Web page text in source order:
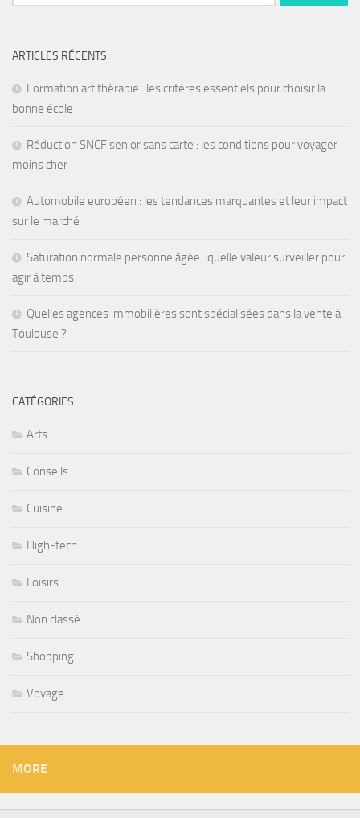
ARTICLES RÉCENTS
Formation art thérapie : les critères essentiels pour choisir la
bonne école
Réduction SNCF senior sans carte : les conditions pour voyager
moins cher
Automobile européen : les tendances marquantes et leur impact
sur le marché
Saturation normale personne âgée : quelle valeur surveiller pour
agir à temps
Quelles agences immobilières sont spécialisées dans la vente à
Toulouse ?
CATÉGORIES
Arts
Conseils
Cuisine
High-tech
Loisirs
Non classé
Shopping
Voyage
MORE